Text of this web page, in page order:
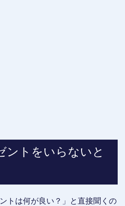
ントをいらないと
トは何が良い？」と直接聞くの